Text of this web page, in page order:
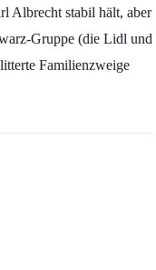
Albrecht stabil hält, aber
Gruppe (die Lidl und
Familienzweige